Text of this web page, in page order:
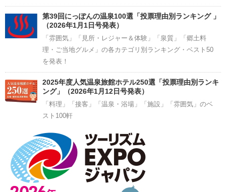
第39回にっぽんの温泉100選「投票理由別ランキング 」
（2026年1月1日号発表）
「雰囲気」「見所・レジャー＆体験」「泉質」「郷土料
理・ご当地グルメ」の各カテゴリ別ランキング・ベスト50
を発表！
2025年度人気温泉旅館ホテル250選「投票理由別ランキ
ング」（2026年1月12日号発表）
「料理」「接客」「温泉・浴場」「施設」「雰囲気」のベ
スト100軒